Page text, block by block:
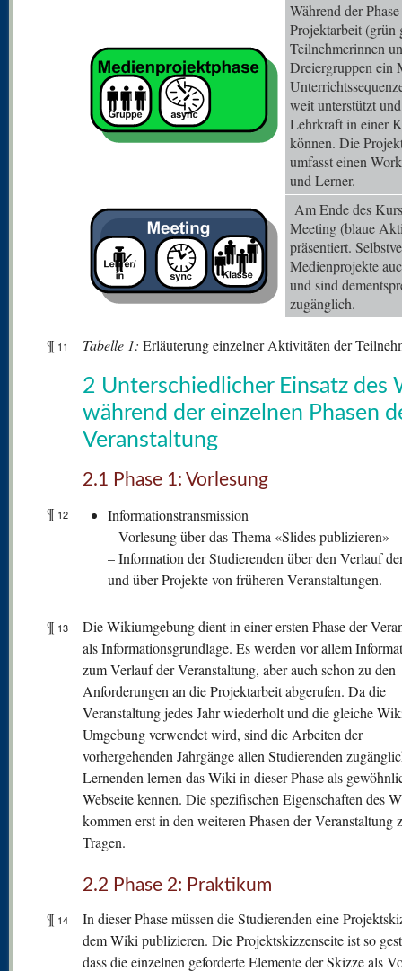
Während der
Projektarbeit (grün
Teilnehmerinnen
Dreiergruppen ein
weit unterstützt
Lehrkraft in einer
können. Die
umfasst einen
und Lerner.
Am Ende des
Meeting (blaue
präsentiert.
Medienprojekte
und sind
zugänglich.
¶ 11 Tabelle 1: Erläuterung einzelner Aktivitäten der
2 Unterschiedlicher Einsatz des
während der einzelnen Phasen
Veranstaltung
2.1 Phase 1: Vorlesung
¶ 12
Informationstransmission
– Vorlesung über das Thema «Slides publizieren»
– Information der Studierenden über den Verlauf
und über Projekte von früheren Veranstaltungen.
¶ 13
Die Wikiumgebung dient in einer ersten Phase der
als Informationsgrundlage. Es werden vor allem
zum Verlauf der Veranstaltung, aber auch schon zu den
Anforderungen an die Projektarbeit abgerufen. Da die
Veranstaltung jedes Jahr wiederholt und die gleiche
Umgebung verwendet wird, sind die Arbeiten der
vorhergehenden Jahrgänge allen Studierenden
Lernenden lernen das Wiki in dieser Phase als
Webseite kennen. Die spezifischen Eigenschaften des
kommen erst in den weiteren Phasen der Veranstaltung
Tragen.
2.2 Phase 2: Praktikum
¶ 14
In dieser Phase müssen die Studierenden eine
dem Wiki publizieren. Die Projektskizzenseite ist so
dass die einzelnen geforderte Elemente der Skizze als